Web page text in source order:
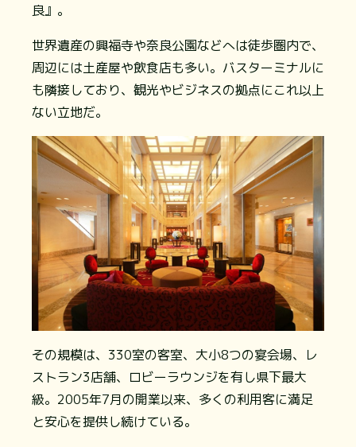
良』。
世界遺産の興福寺や奈良公園などへは徒歩圏内で、
周辺には土産屋や飲食店も多い。バスターミナルに
も隣接しており、観光やビジネスの拠点にこれ以上
ない立地だ。
その規模は、330室の客室、大小8つの宴会場、レ
ストラン3店舗、ロビーラウンジを有し県下最大
級。2005年7月の開業以来、多くの利用客に満足
と安心を提供し続けている。